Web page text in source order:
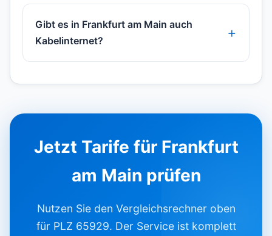
Gibt es in Frankfurt am Main auch
Kabelinternet?
Jetzt Tarife für Frankfurt
am Main prüfen
Nutzen Sie den Vergleichsrechner oben
für PLZ 65929. Der Service ist komplett